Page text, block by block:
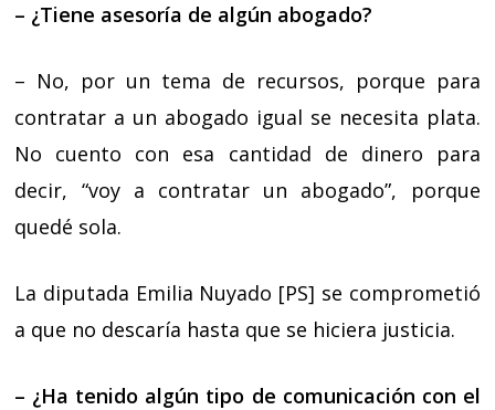
– ¿Tiene asesoría de algún abogado?
– No, por un tema de recursos, porque para
contratar a un abogado igual se necesita plata.
No cuento con esa cantidad de dinero para
decir, “voy a contratar un abogado”, porque
quedé sola.
La diputada Emilia Nuyado [PS] se comprometió
a que no descaría hasta que se hiciera justicia.
– ¿Ha tenido algún tipo de comunicación con el